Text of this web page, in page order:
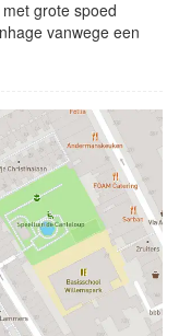
grote spoed
vanwege een